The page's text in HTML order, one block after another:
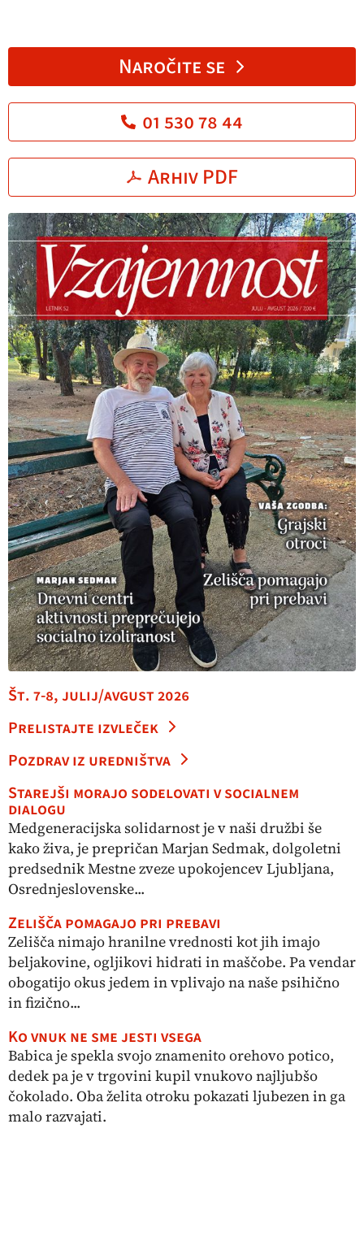
Naročite se
01 530 78 44
Arhiv PDF
Št. 7-8, julij/avgust 2026
Prelistajte izvleček
Pozdrav iz uredništva
Starejši morajo sodelovati v socialnem
dialogu
Medgeneracijska solidarnost je v naši družbi še
kako živa, je prepričan Marjan Sedmak, dolgoletni
predsednik Mestne zveze upokojencev Ljubljana,
Osrednjeslovenske...
Zelišča pomagajo pri prebavi
Zelišča nimajo hranilne vrednosti kot jih imajo
beljakovine, ogljikovi hidrati in maščobe. Pa vendar
obogatijo okus jedem in vplivajo na naše psihično
in fizično...
Ko vnuk ne sme jesti vsega
Babica je spekla svojo znamenito orehovo potico,
dedek pa je v trgovini kupil vnukovo najljubšo
čokolado. Oba želita otroku pokazati ljubezen in ga
malo razvajati.